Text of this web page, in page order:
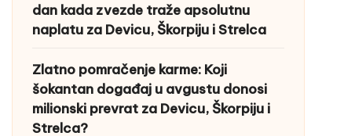
dan kada zvezde traže apsolutnu
naplatu za Devicu, Škorpiju i Strelca
Zlatno pomračenje karme: Koji
šokantan događaj u avgustu donosi
milionski prevrat za Devicu, Škorpiju i
Strelca?